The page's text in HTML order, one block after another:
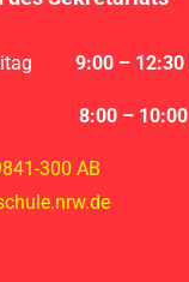
9:00 – 12:30
8:00 –
300 AB